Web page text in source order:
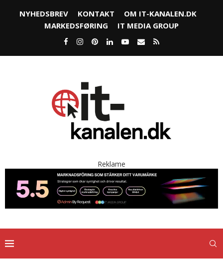
NYHEDSBREV KONTAKT
OM IT-KANALEN.DK
MARKEDSFØRING
IT MEDIA GROUP
Reklame